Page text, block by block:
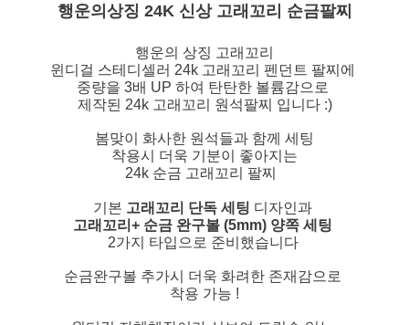
행운의상징 24K 신상 고래꼬리 순금팔찌
행운의 상징 고래꼬리
윈디걸 스테디셀러 24k 고래꼬리 펜던트 팔찌에
중량을 3배 UP 하여 탄탄한 볼륨감으로
제작된 24k 고래꼬리 원석팔찌 입니다 :)
봄맞이 화사한 원석들과 함께 세팅
착용시 더욱 기분이 좋아지는
24k 순금 고래꼬리 팔찌
기본 고래꼬리 단독 세팅 디자인과
고래꼬리+ 순금 완구볼 (5mm) 양쪽 세팅
2가지 타입으로 준비했습니다
순금완구볼 추가시 더욱 화려한 존재감으로
착용 가능 !